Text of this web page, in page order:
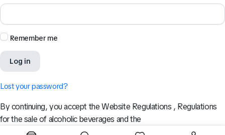
Remember me
Log in
Lost your password?
By continuing, you accept the Website Regulations , Regulations
for the sale of alcoholic beverages and the